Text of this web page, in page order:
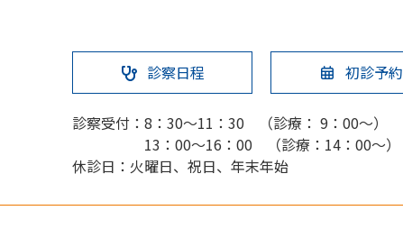
診察日程 初診予約
診察受付： 8：30～11：30 （診療： 9：00～）
13：00～16：00 （診療：14：00～）
休診日：火曜日、祝日、年末年始